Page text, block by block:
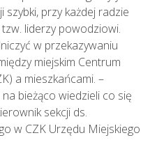
szybki, przy każdej radzie
liderzy powodziowi.
w przekazywaniu
miejskim Centrum
a mieszkańcami. –
bieżąco wiedzieli co się
sekcji ds.
w CZK Urzędu Miejskiego